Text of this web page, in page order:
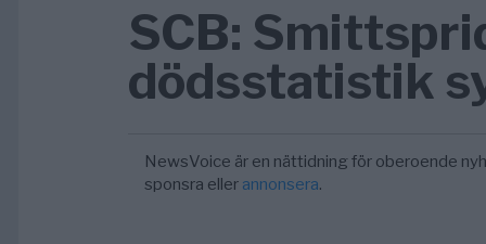
SCB:
dödsstatistik
NewsVoice är en nättidning för oberoende
sponsra eller annonsera.